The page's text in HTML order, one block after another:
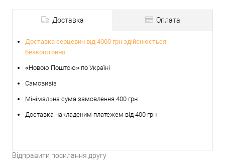
Доставка Оплата
Доставка серцевин від 4000 грн здійснюється
безкоштовно
«Новою Поштою» по Україні
Самовивіз
Мінімальна сума замовлення 400 грн
Доставка накладеним платежем від 400 грн
Відправити посилання другу